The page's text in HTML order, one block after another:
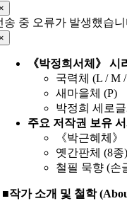
송 중 오류가 발생했습
《박정희서체》 시
국력체 (L / M
새마을체 (P)
박정희 세로
주요 저작권 보유 서
《박근혜체》
옛간판체 (8종)
철필 묵향 (손
■작가 소개 및 철학